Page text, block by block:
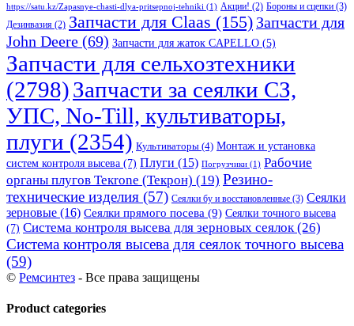
https://satu.kz/Zapasnye-chasti-dlya-pritsepnoj-tehniki (1) Акции! (2) Бороны и сцепки (3)
Дезинвазия (2) Запчасти для Claas (155) Запчасти для
John Deere (69) Запчасти для жаток CAPELLO (5)
Запчасти для сельхозтехники
(2798)Запчасти за сеялки СЗ,
УПС, No-Till, культиваторы,
плуги (2354) Культиваторы (4) Монтаж и установка
систем контроля высева (7) Плуги (15) Погрузчики (1) Рабочие
органы плугов Текrоne (Текрон) (19) Резино-
технические изделия (57) Сеялки бу и восстановленные (3) Сеялки
зерновые (16) Сеялки прямого посева (9) Сеялки точного высева
(7) Система контроля высева для зерновых сеялок(26)
Система контроля высева для сеялок точного высева
(59)
© Ремсинтез - Все права защищены
Product categories